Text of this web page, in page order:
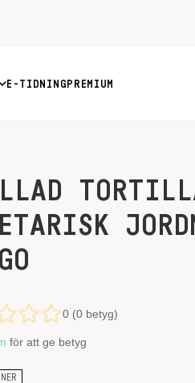
E-TIDNING PREMIUM
0 (0 betyg)
för att ge betyg